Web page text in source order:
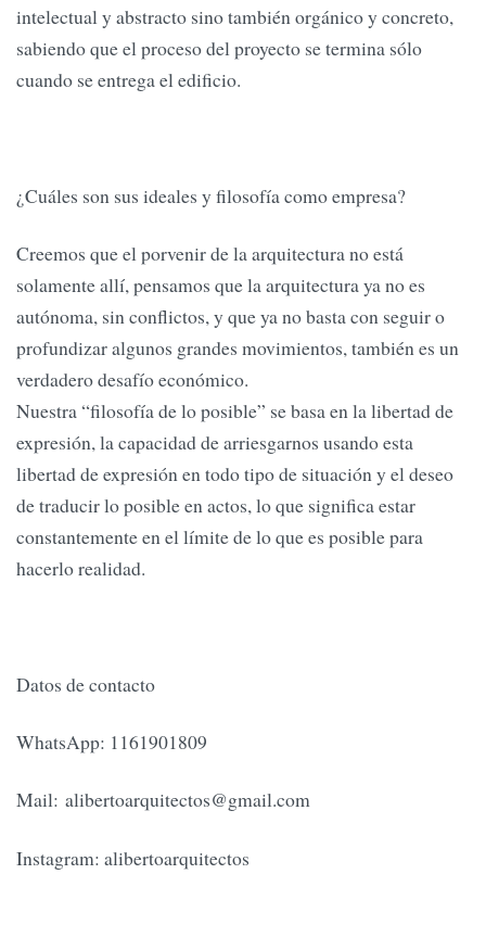
intelectual y abstracto sino también orgánico y concreto,
sabiendo que el proceso del proyecto se termina sólo
cuando se entrega el edificio.
¿Cuáles son sus ideales y filosofía como empresa?
Creemos que el porvenir de la arquitectura no está
solamente allí, pensamos que la arquitectura ya no es
autónoma, sin conflictos, y que ya no basta con seguir o
profundizar algunos grandes movimientos, también es un
verdadero desafío económico.
Nuestra “filosofía de lo posible” se basa en la libertad de
expresión, la capacidad de arriesgarnos usando esta
libertad de expresión en todo tipo de situación y el deseo
de traducir lo posible en actos, lo que significa estar
constantemente en el límite de lo que es posible para
hacerlo realidad.
Datos de contacto
WhatsApp: 1161901809
Mail: alibertoarquitectos@gmail.com
Instagram: alibertoarquitectos